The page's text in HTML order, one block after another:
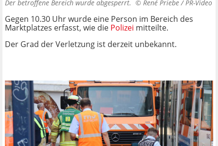
Der betroffene Bereich wurde abgesperrt. © René Priebe / PR-Video
Gegen 10.30 Uhr wurde eine Person im Bereich des
Marktplatzes erfasst, wie die Polizei mitteilte.
Der Grad der Verletzung ist derzeit unbekannt.